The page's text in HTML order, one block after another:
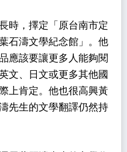
時，擇定「原台南市定
石濤文學紀念館」。他
應該要讓更多人能夠閱
文、日文或更多其他國
上肯定。他也很高興黃
先生的文學翻譯仍然持